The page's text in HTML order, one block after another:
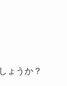
ょうか？